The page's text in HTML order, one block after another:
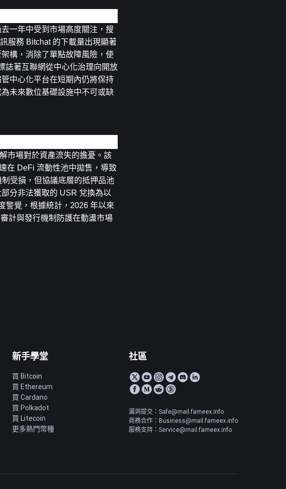
一年中受到市場高度關注，搜
服務 Bitchat 的下載量出現顯著
構，消除了單點故障風險，使
誌著互聯網從中心化治理向開放
中心化平台在短期內仍將保持
未來數位基礎設施中不可或缺
市場對於資產流失的擔憂。該
在 DeFi 流動性池中拋售，導致
受損，但協議底層的抵押品池
分非法獲取的 USR 兌換為以
警覺，根據統計，2026 年以來
計與發行機制防護在動盪市場
新手學堂
買 Bitcoin
買 Ethereum
買 Cardano
買 Polkadot
買 Litecoin
更多熱門幣種
社區
漏洞提交：Safe@mail.fameex.info
商務合作：Business@mail.fameex.info
服務支持：Service@mail.fameex.info